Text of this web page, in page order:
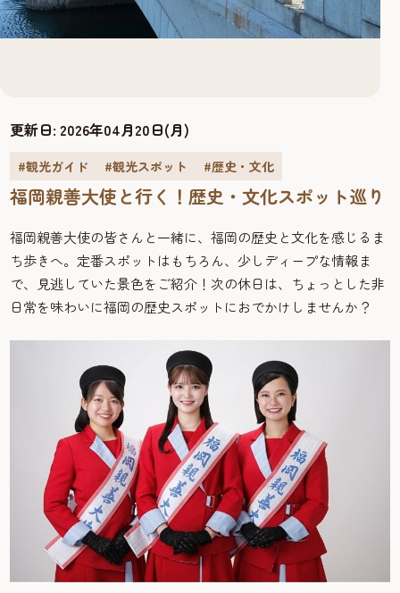
更新日:2026年04月20日(月)
#観光ガイド #観光スポット #歴史・文化
福岡親善大使と行く！歴史・文化スポット巡り
福岡親善大使の皆さんと一緒に、福岡の歴史と文化を感じるま
ち歩きへ。定番スポットはもちろん、少しディープな情報ま
で、見逃していた景色をご紹介！次の休日は、ちょっとした非
日常を味わいに福岡の歴史スポットにおでかけしませんか？